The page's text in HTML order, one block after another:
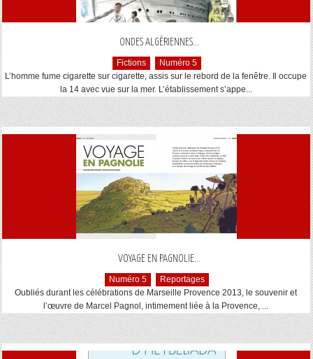
ONDES ALGÉRIENNES...
Fictions
Numéro 5
L’homme fume cigarette sur cigarette, assis sur le rebord de la fenêtre. Il occupe
la 14 avec vue sur la mer. L’établissement s’appe...
VOYAGE EN PAGNOLIE...
Numéro 5
Reportages
Oubliés durant les célébrations de Marseille Provence 2013, le souvenir et
l’œuvre de Marcel Pagnol, intimement liée à la Provence, ...